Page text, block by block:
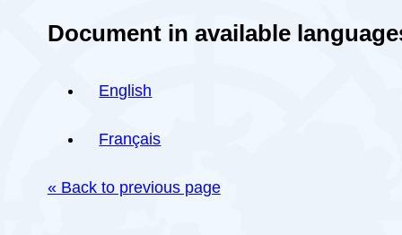
Document in available
English
Français
« Back to previous page